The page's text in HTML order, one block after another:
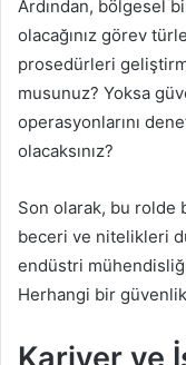
Ardından, bölgesel
olacağınız görev
prosedürleri
musunuz? Yoksa
operasyonlarını
olacaksınız?
Son olarak, bu rolde
beceri ve nitelikleri
endüstri
Herhangi bir